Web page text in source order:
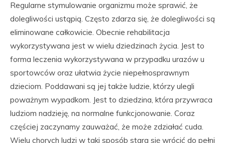
Regularne stymulowanie organizmu może sprawić, że
dolegliwości ustąpią. Często zdarza się, że dolegliwości są
eliminowane całkowicie. Obecnie rehabilitacja
wykorzystywana jest w wielu dziedzinach życia. Jest to
forma leczenia wykorzystywana w przypadku urazów u
sportowców oraz ułatwia życie niepełnosprawnym
dzieciom. Poddawani są jej także ludzie, którzy ulegli
poważnym wypadkom. Jest to dziedzina, która przywraca
ludziom nadzieję, na normalne funkcjonowanie. Coraz
częściej zaczynamy zauważać, że może zdziałać cuda.
Wielu chorych ludzi w taki sposób stara się wrócić do pełni